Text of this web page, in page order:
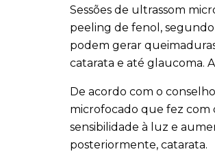
Sessões de ultrassom
peeling de fenol,
podem gerar
catarata e até glaucoma.
De acordo com o
microfocado que fez com
sensibilidade à luz e
posteriormente, catarata.